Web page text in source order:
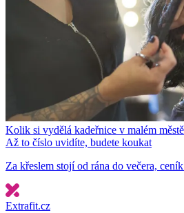
Kolik si vydělá kadeřnice v malém
Až to číslo uvidíte, budete koukat
Za křeslem stojí od rána do večera,
Extrafit.cz